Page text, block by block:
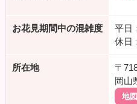
お花見期間中の混雑度
平日
休日
所在地
〒
岡山
地